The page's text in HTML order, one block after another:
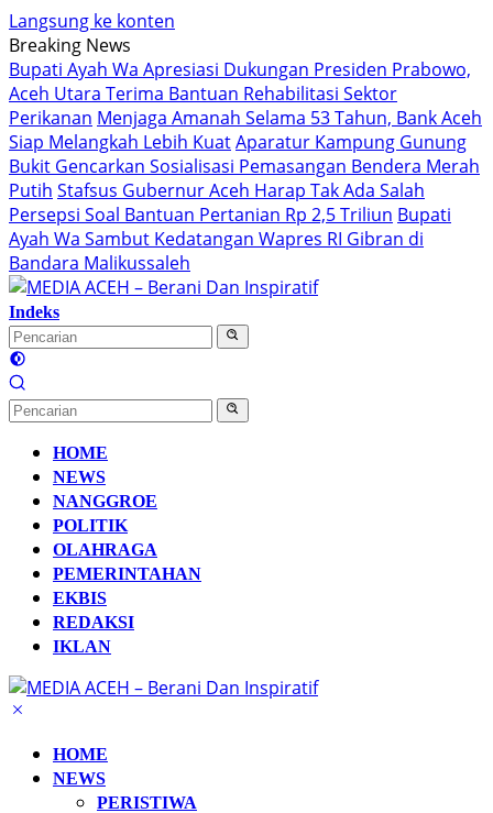
Langsung ke konten
Breaking News
Bupati Ayah Wa Apresiasi Dukungan Presiden Prabowo,
Aceh Utara Terima Bantuan Rehabilitasi Sektor
Perikanan Menjaga Amanah Selama 53 Tahun, Bank Aceh
Siap Melangkah Lebih KuatAparatur Kampung Gunung
Bukit Gencarkan Sosialisasi Pemasangan Bendera Merah
Putih Stafsus Gubernur Aceh Harap Tak Ada Salah
Persepsi Soal Bantuan Pertanian Rp 2,5 Triliun Bupati
Ayah Wa Sambut Kedatangan Wapres RI Gibran di
Bandara Malikussaleh
Indeks
HOME
NEWS
NANGGROE
POLITIK
OLAHRAGA
PEMERINTAHAN
EKBIS
REDAKSI
IKLAN
HOME
NEWS
PERISTIWA